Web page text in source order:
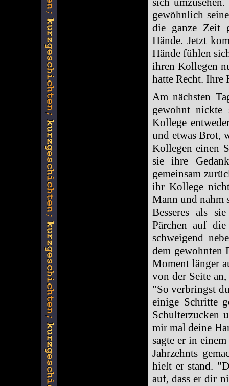
gewöhnlich
die ganze Zeit
Hände. Jetzt
Hände fühlen
ihren Kollegen
hatte Recht. Ihre
Am nächsten
gewohnt
Kollege
und etwas Brot,
Kollegen einen
sie ihre
gemeinsam
ihr Kollege
Mann und nahm
Besseres als
Pärchen auf
schweigend
dem gewohnten
Moment länger
von der Seite
"So verbringst
einige Schritte
Schulterzucken
mir mal deine
sagte er in
Jahrzehnts
hielt er stand.
auf, dass er dir